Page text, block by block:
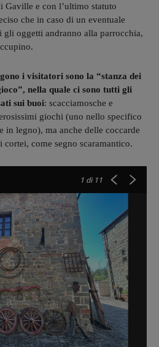
Gaville e con l’ultimo statuto
che in caso di un eventuale
oggetti andranno alla parrocchia,
i visitatori sono la “stanza dei
nella quale ci sono tutti gli
sui buoi: scacciamosche e
giochi (uno nello specifico
in legno), ma anche delle coccarde
cortei, come segno scaramantico.
1 di 11